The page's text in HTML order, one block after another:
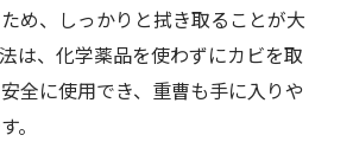
め、しっかりと拭き取ることが大
は、化学薬品を使わずにカビを取
全に使用でき、重曹も手に入りや
。